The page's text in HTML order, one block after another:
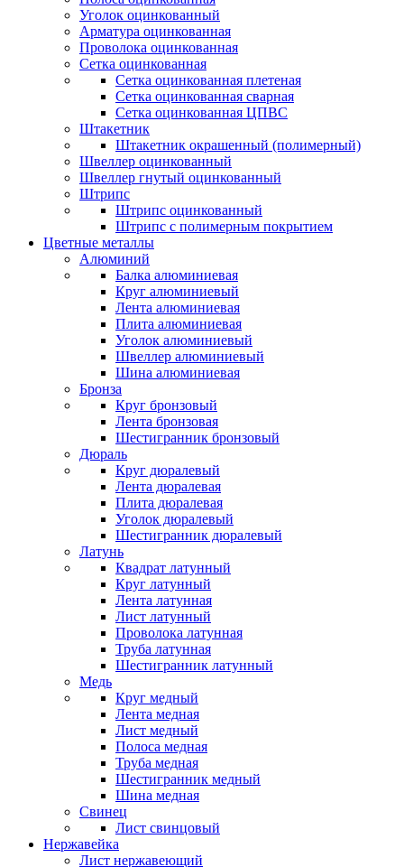
Уголок оцинкованный
Арматура оцинкованная
Проволока оцинкованная
Сетка оцинкованная
Сетка оцинкованная плетеная
Сетка оцинкованная сварная
Сетка оцинкованная ЦПВС
Штакетник
Штакетник окрашенный (полимерный)
Швеллер оцинкованный
Швеллер гнутый оцинкованный
Штрипс
Штрипс оцинкованный
Штрипс с полимерным покрытием
Цветные металлы
Алюминий
Балка алюминиевая
Круг алюминиевый
Лента алюминиевая
Плита алюминиевая
Уголок алюминиевый
Швеллер алюминиевый
Шина алюминиевая
Бронза
Круг бронзовый
Лента бронзовая
Шестигранник бронзовый
Дюраль
Круг дюралевый
Лента дюралевая
Плита дюралевая
Уголок дюралевый
Шестигранник дюралевый
Латунь
Квадрат латунный
Круг латунный
Лента латунная
Лист латунный
Проволока латунная
Труба латунная
Шестигранник латунный
Медь
Круг медный
Лента медная
Лист медный
Полоса медная
Труба медная
Шестигранник медный
Шина медная
Свинец
Лист свинцовый
Нержавейка
Лист нержавеющий